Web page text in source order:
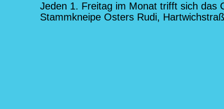
Jeden 1. Freitag im Monat trifft sich das
Stammkneipe Osters Rudi,